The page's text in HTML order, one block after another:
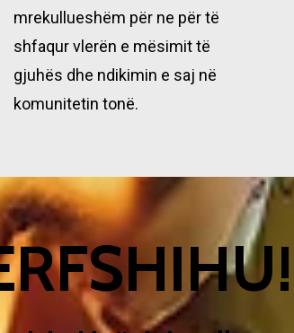
mrekullueshëm për ne për të
shfaqur vlerën e mësimit të
gjuhës dhe ndikimin e saj në
komunitetin tonë.